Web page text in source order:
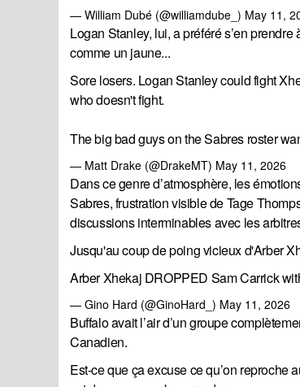
— William Dubé (@williamdube_) May 11,
Logan Stanley, lui, a préféré s’en
comme un jaune...
Sore losers. Logan Stanley could fight
who doesn't fight.
The big bad guys on the Sabres roster
— Matt Drake (@DrakeMT) May 11, 2026
Dans ce genre d’atmosphère, les
Sabres, frustration visible de Tage
discussions interminables avec les
Jusqu'au coup de poing vicieux d'Arber
Arber Xhekaj DROPPED Sam Carrick
— Gino Hard (@GinoHard_) May 11, 2026
Buffalo avait l’air d’un groupe
Canadien.
Est-ce que ça excuse ce qu’on reproche